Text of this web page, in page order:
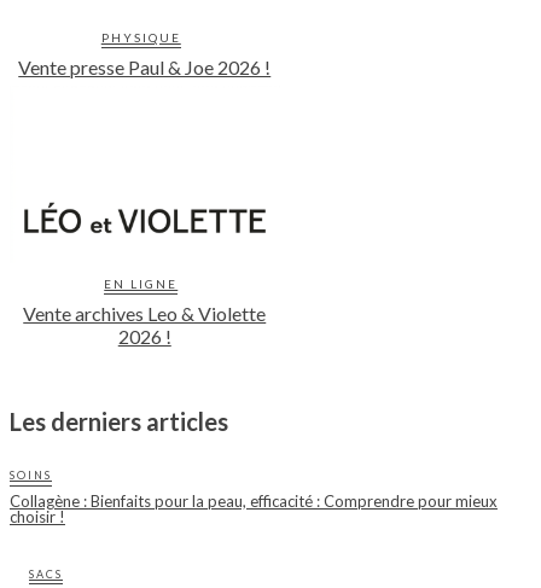
PHYSIQUE
Vente presse Paul & Joe 2026 !
EN LIGNE
Vente archives Leo & Violette
2026 !
Les derniers articles
SOINS
Collagène : Bienfaits pour la peau, efficacité : Comprendre pour mieux
choisir !
SACS